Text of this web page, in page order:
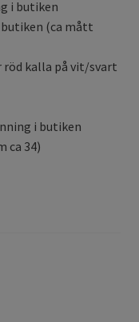
i butiken
(ca mått
röd kalla på vit/svart
i butiken
ca 34)